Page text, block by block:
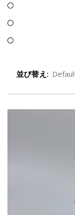
並び替え: